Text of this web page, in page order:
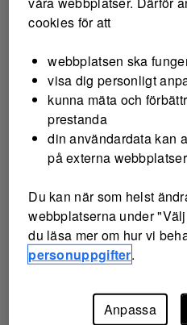
cookies för att
webbplatsen ska
visa dig personligt
kunna mäta och
prestanda
din användardata kan
på externa webbplatser
Du kan när som helst
webbplatserna under
du läsa mer om hur vi
personuppgifter.
Anpassa